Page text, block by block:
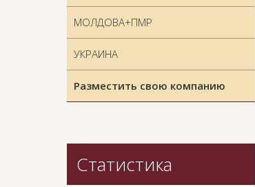
МОЛДОВА+ПМР
УКРАИНА
Разместить свою компанию
Статистика